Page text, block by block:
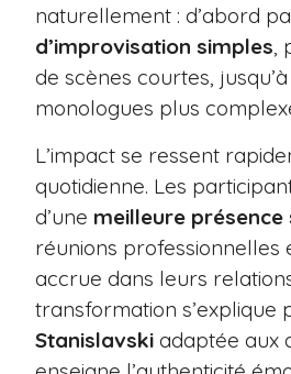
naturellement : d’abord
d’improvisation simples,
de scènes courtes,
monologues plus
L’impact se ressent
quotidienne. Les
d’une meilleure présence
réunions professionnelles
accrue dans leurs
transformation s’explique
Stanislavski adaptée aux